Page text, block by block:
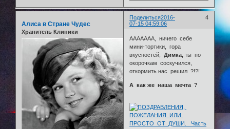
Поделиться 4
2016-
07-15 04:59:06
Алиса в Стране Чудес
Хранитель Клиники
ААААААА, ничего себе
мини-тортики, гора
вкусностей,Димка, ты по
окорочкам соскучился,
откормить нас решил ?!?!
А как же наша мечта ?